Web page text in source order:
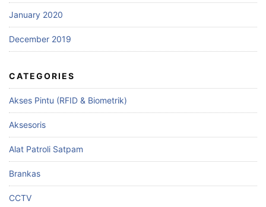
January 2020
December 2019
CATEGORIES
Akses Pintu (RFID & Biometrik)
Aksesoris
Alat Patroli Satpam
Brankas
CCTV